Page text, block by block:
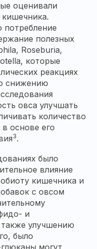
оценивали
потребление
полезных
Roseburia,
которые
реакциях
снижению
овса улучшать
количество
основе его
3.
было
влияние
кишечника и
с овсом
и
улучшению
было